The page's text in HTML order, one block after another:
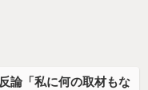
論「私に何の取材もな